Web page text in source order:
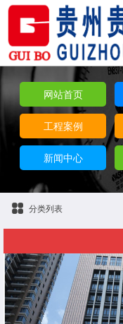
网站首页
工程案例
新闻中心
分类列表